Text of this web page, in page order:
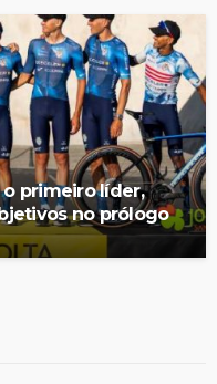
primeiro líder,
no prólogo